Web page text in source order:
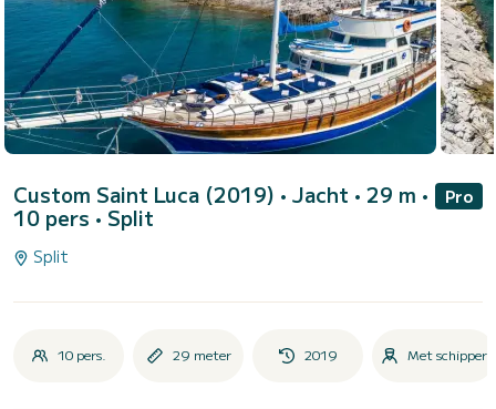
Custom Saint Luca (2019) • Jacht • 29 m •
10 pers • Split
Pro
Split
10 pers. 29 meter 2019 Met schipper